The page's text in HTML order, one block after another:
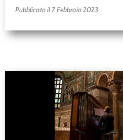
Pubblicato il 7 Febbraio 2023